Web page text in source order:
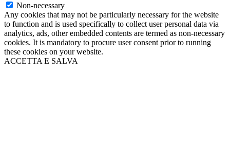
Non-necessary
Any cookies that may not be particularly necessary for the website
to function and is used specifically to collect user personal data via
analytics, ads, other embedded contents are termed as non-necessary
cookies. It is mandatory to procure user consent prior to running
these cookies on your website.
ACCETTA E SALVA